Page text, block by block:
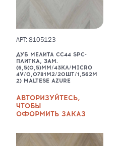
АРТ: 8105123
ДУБ МЕЛИТА CC44 SPC-
ПЛИТКА, ЗАМ.
(6,5(0,5)ММ/43КЛ/MICRO
4V/0,0781М2/20ШТ/1,562М
2) MALTESE AZURЕ
АВТОРИЗУЙТЕСЬ,
ЧТОБЫ
ОФОРМИТЬ ЗАКАЗ